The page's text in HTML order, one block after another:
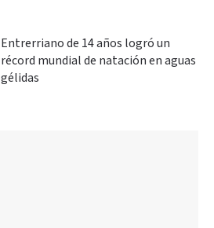
Entrerriano de 14 años logró un
récord mundial de natación en aguas
gélidas